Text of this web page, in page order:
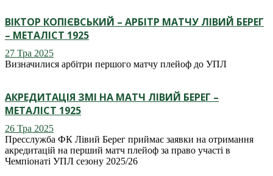
ВІКТОР КОПІЄВСЬКИЙ – АРБІТР МАТЧУ ЛІВИЙ БЕРЕГ
– МЕТАЛІСТ 1925
27 Тра 2025
Визначилися арбітри першого матчу плейоф до УПЛ
АКРЕДИТАЦІЯ ЗМІ НА МАТЧ ЛІВИЙ БЕРЕГ –
МЕТАЛІСТ 1925
26 Тра 2025
Пресслужба ФК Лівий Берег приймає заявки на отримання
акредитацій на перший матч плейоф за право участі в
Чемпіонаті УПЛ сезону 2025/26